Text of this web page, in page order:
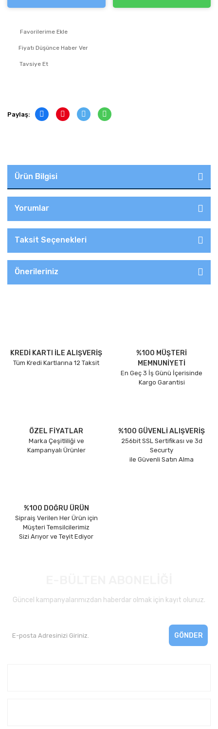
Fiyatı Düşünce Haber Ver
Tavsiye Et
Paylaş:
Ürün Bilgisi
Yorumlar
Taksit Seçenekleri
Önerileriniz
KREDİ KARTI İLE ALIŞVERİŞ
Tüm Kredi Kartlarına 12 Taksit
%100 MÜŞTERİ
MEMNUNİYETİ
En Geç 3 İş Günü İçerisinde
Kargo Garantisi
ÖZEL FİYATLAR
Marka Çeşitliliği ve
Kampanyalı Ürünler
%100 GÜVENLİ ALIŞVERİŞ
256bit SSL Sertifikası ve 3d
Securty
ile Güvenli Satın Alma
%100 DOĞRU ÜRÜN
Sipraiş Verilen Her Ürün için
Müşteri Temsilcilerimiz
Sizi Arıyor ve Teyit Ediyor
Güncel kampanyalarımızdan haberdar olmak için kayıt olunuz.
GÖNDER